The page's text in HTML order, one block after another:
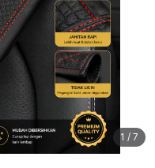
1 / 7